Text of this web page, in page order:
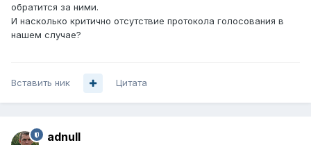
обратится за ними.
И насколько критично отсутствие протокола голосования в
нашем случае?
Вставить ник Цитата
adnull